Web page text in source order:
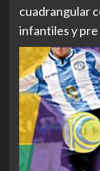
cuadrangular
infantiles y